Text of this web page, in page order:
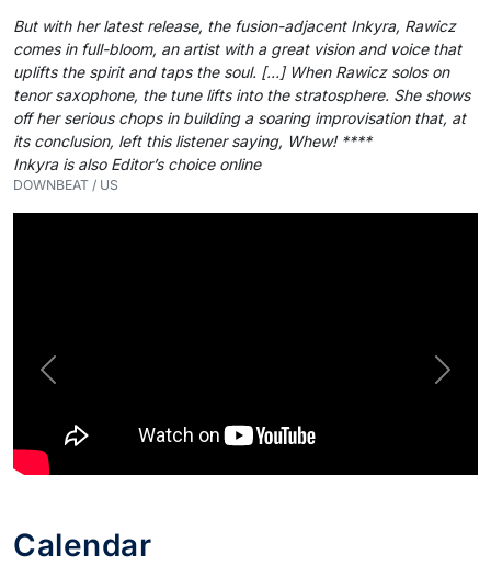
But with her latest release, the fusion-adjacent Inkyra, Rawicz
comes in full-bloom, an artist with a great vision and voice that
uplifts the spirit and taps the soul. […] When Rawicz solos on
tenor saxophone, the tune lifts into the stratosphere. She shows
off her serious chops in building a soaring improvisation that, at
its conclusion, left this listener saying, Whew! ****
Inkyra is also Editor’s choice online
DOWNBEAT / US
Previous Next
Calendar